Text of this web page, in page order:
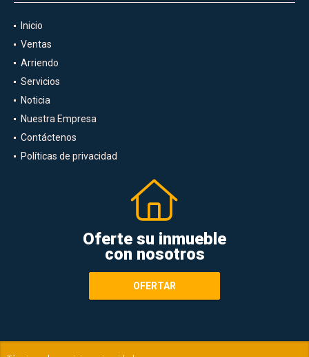
Inicio
Ventas
Arriendo
Servicios
Noticia
Nuestra Empresa
Contáctenos
Políticas de privacidad
Oferte su inmueble
con nosotros
OFERTAR